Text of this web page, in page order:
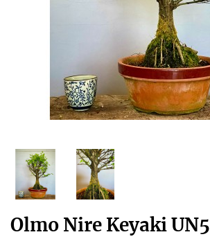
Olmo Nire Keyaki UN5